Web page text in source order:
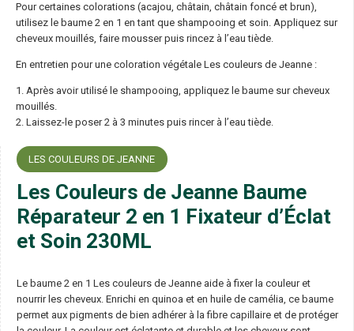
Pour certaines colorations (acajou, châtain, châtain foncé et brun),
utilisez le baume 2 en 1 en tant que shampooing et soin. Appliquez sur
cheveux mouillés, faire mousser puis rincez à l’eau tiède.
En entretien pour une coloration végétale Les couleurs de Jeanne :
1. Après avoir utilisé le shampooing, appliquez le baume sur cheveux
mouillés.
2. Laissez-le poser 2 à 3 minutes puis rincer à l’eau tiède.
LES COULEURS DE JEANNE
Les Couleurs de Jeanne Baume
Réparateur 2 en 1 Fixateur d’Éclat
et Soin 230ML
Le baume 2 en 1 Les couleurs de Jeanne aide à fixer la couleur et
nourrir les cheveux. Enrichi en quinoa et en huile de camélia, ce baume
permet aux pigments de bien adhérer à la fibre capillaire et de protéger